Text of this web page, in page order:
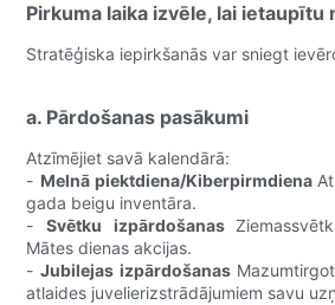
Pirkuma laika izvēle, lai ietaupītu
Stratēģiska iepirkšanās var sniegt
a. Pārdošanas pasākumi
Atzīmējiet savā kalendārā:
- Melnā piektdiena/Kiberpirmdiena
gada beigu inventāra.
-Svētku izpārdošanas
Mātes dienas akcijas.
-Jubilejas izpārdošanas
atlaides juvelierizstrādājumiem savu